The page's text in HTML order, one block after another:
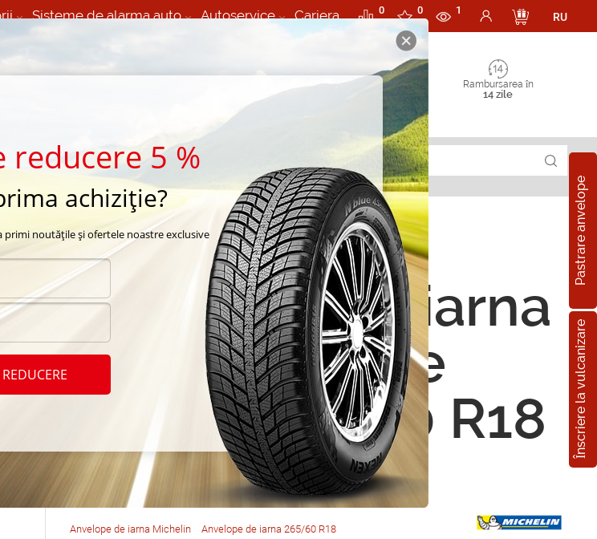
Sisteme de alarma auto Autoservice Cariera 0 0 1
RU
Rambursarea în
14 zile
Pastrare anvelope
Înscriere la vulcanizare
Michelin X-Ice North 265/60 R18 114T
Anvelope de iarna
Michelin X-Ice
North 265/60 R18
114T
Anvelope de iarna Michelin Anvelope de iarna 265/60 R18
reducere 5 %
achiziție?
primi noutățile și ofertele noastre exclusive